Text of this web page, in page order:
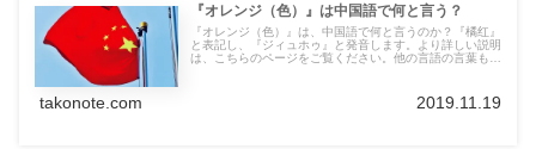
『オレンジ（色）』は中国語で何と言う？
『オレンジ（色）』は、中国語で何と言うのか？『橘红』
と表記し、『ジィュホゥ』と発音します。より詳しい説明
は、こちらのページをご覧ください。他の言語の言葉も紹
takonote.com 2019.11.19